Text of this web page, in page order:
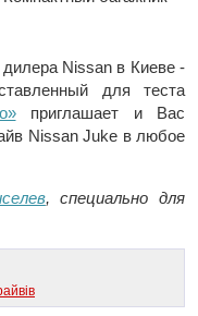
дилера Nissan в Киеве -
для теста
приглашает и Вас
Nissan Juke в любое
, специально для